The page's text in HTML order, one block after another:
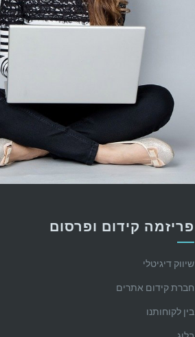
פריזמה קידום ופרסום
שיווק דיגיטלי
חברת קידום אתרים
בין לקוחותנו